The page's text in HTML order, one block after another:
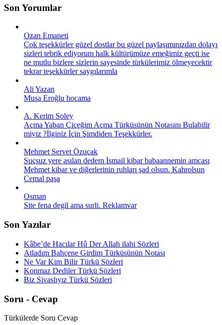
Son Yorumlar
Ozan Emaneti
Çok teşekkürler güzel dostlar bu güzel paylaşımınızdan dolayı
sizleri tebrik ediyorum halk kültürümüze emeğimiz geçti ise
ne mutlu bizlere sizlerin sayesinde türkülerimiz ölmeyecektir
tekrar teşekkürler saygılarımla
Ali Yazan
Musa Eroğlu hocama
A. Kerim Soley
Açma Yaban Çiçeğim Açma Türküsünün Notasını Bulabilir
miyiz ?İlginiz İçin Şimdiden Teşekkürler.
Mehmet Servet Özuçak
Suçsuz yere asılan dedem İsmail kibar babaannemin amcası
Mehmet kibar ve diğerlerinin ruhları şad olsun. Kahrolsun
Cemal paşa
Osman
Site fena degil ama surli. Reklamvar
Son Yazılar
Kâbe’de Hacılar Hû Der Allah ilahi Sözleri
Atladım Bahçene Girdim Türküsünün Notası
Ne Var Kim Bilir Türkü Sözleri
Konmaz Dediler Türkü Sözleri
Biz Sivaslıyız Türkü Sözleri
Soru - Cevap
Türkülerde Soru Cevap